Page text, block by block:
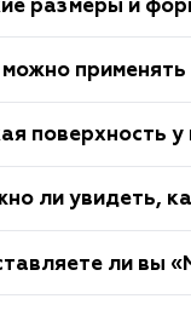
размеры и
можно применять
поверхность у
ли увидеть,
ли вы